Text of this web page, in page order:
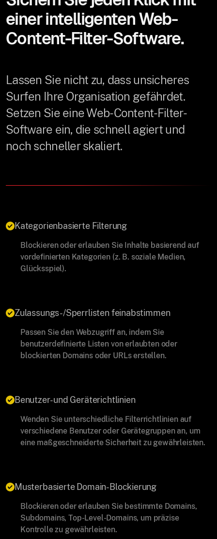
einer intelligenten Web-
Content-Filter-Software.
Lassen Sie nicht zu, dass unsicheres
Surfen Ihre Organisation gefährdet.
Setzen Sie eine Web-Content-Filter-
Software ein, die schnell agiert und
noch schneller skaliert.
Kategorienbasierte Filterung
Blockieren oder erlauben Sie Inhalte basierend auf
vordefinierten Kategorien (z. B. soziale Medien,
Glücksspiel).
Zulassungs-/Sperrlisten feinabstimmen
Passen Sie den Webzugriff an, indem Sie
benutzerdefinierte Listen von erlaubten oder
blockierten Domains oder URLs erstellen.
Benutzer- und Geräterichtlinien
Wenden Sie unterschiedliche Filterrichtlinien auf
verschiedene Benutzer oder Gerätegruppen an, um
eine maßgeschneiderte Sicherheit zu gewährleisten.
Musterbasierte Domain-Blockierung
Blockieren oder erlauben Sie bestimmte Domains,
Subdomains, Top-Level-Domains, um präzise
Kontrolle zu gewährleisten.